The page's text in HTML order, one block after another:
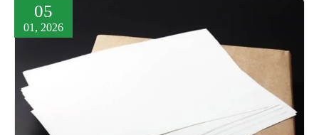
05
01, 2026